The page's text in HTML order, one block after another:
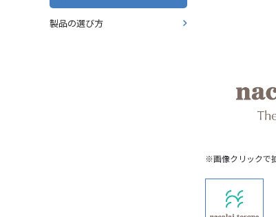
製品の選び方
※画像クリックで